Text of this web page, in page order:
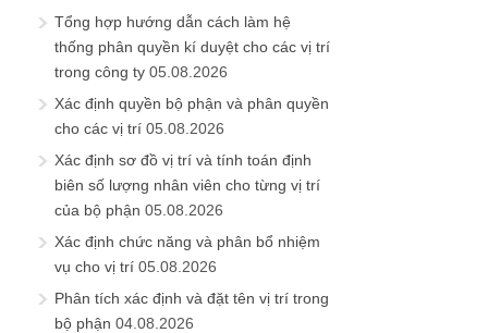
Tổng hợp hướng dẫn cách làm hệ
thống phân quyền kí duyệt cho các vị trí
trong công ty 05.08.2026
Xác định quyền bộ phận và phân quyền
cho các vị trí 05.08.2026
Xác định sơ đồ vị trí và tính toán định
biên số lượng nhân viên cho từng vị trí
của bộ phận 05.08.2026
Xác định chức năng và phân bổ nhiệm
vụ cho vị trí 05.08.2026
Phân tích xác định và đặt tên vị trí trong
bộ phận 04.08.2026